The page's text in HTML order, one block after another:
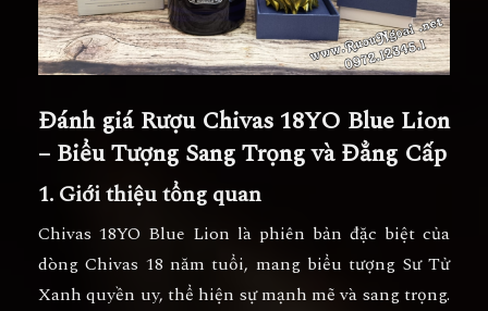
Đánh giá Rượu Chivas 18YO Blue Lion
– Biểu Tượng Sang Trọng và Đẳng Cấp
1. Giới thiệu tổng quan
Chivas 18YO Blue Lion là phiên bản đặc biệt của
dòng Chivas 18 năm tuổi, mang biểu tượng Sư Tử
Xanh quyền uy, thể hiện sự mạnh mẽ và sang trọng.